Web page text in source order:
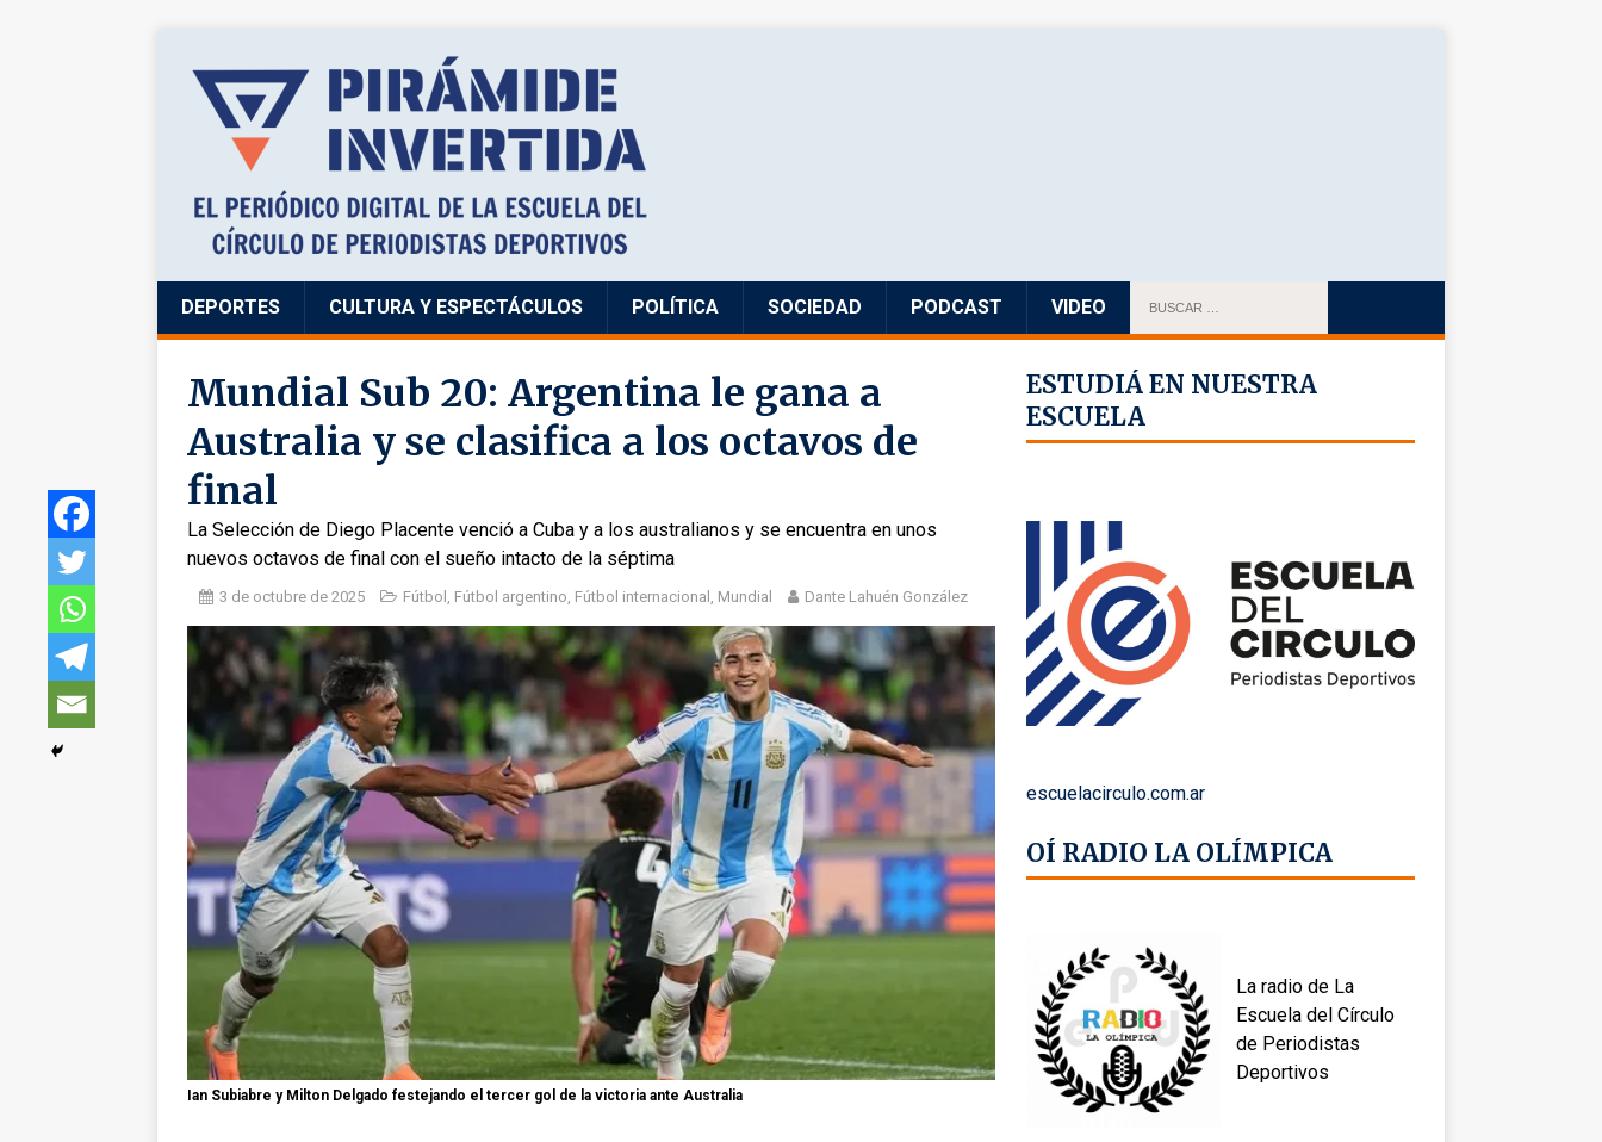
DEPORTES CULTURA Y ESPECTÁCULOS POLÍTICA SOCIEDAD PODCAST VIDEO
Mundial Sub 20: Argentina le gana a
Australia y se clasifica a los octavos de
final
La Selección de Diego Placente venció a Cuba y a los australianos y se encuentra en unos
nuevos octavos de final con el sueño intacto de la séptima
3 de octubre de 2025 Fútbol , Fútbol argentino, Fútbol internacional , Mundial Dante Lahuén González
Ian Subiabre y Milton Delgado festejando el tercer gol de la victoria ante Australia
ESTUDIÁ EN NUESTRA
ESCUELA
escuelacirculo.com.ar
OÍ RADIO LA OLÍMPICA
La radio de La
Escuela del Círculo
de Periodistas
Deportivos